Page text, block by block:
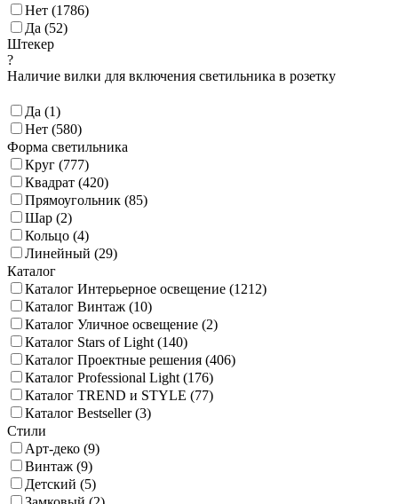
Нет (1786)
Да (52)
Штекер
?
Наличие вилки для включения светильника в розетку
Да (1)
Нет (580)
Форма светильника
Круг (777)
Квадрат (420)
Прямоугольник (85)
Шар (2)
Кольцо (4)
Линейный (29)
Каталог
Каталог Интерьерное освещение (1212)
Каталог Винтаж (10)
Каталог Уличное освещение (2)
Каталог Stars of Light (140)
Каталог Проектные решения (406)
Каталог Professional Light (176)
Каталог TREND и STYLE (77)
Каталог Bestseller (3)
Стили
Арт-деко (9)
Винтаж (9)
Детский (5)